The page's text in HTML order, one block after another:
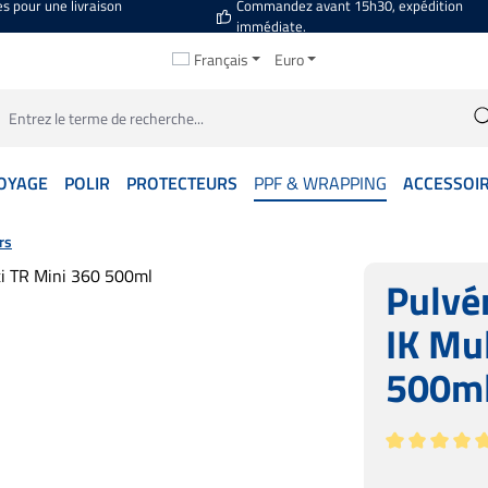
pour une livraison
Commandez avant 15h30, expédition
immédiate.
Français Euro
POLIR PROTECTEURS PPF & WRAPPING
IK